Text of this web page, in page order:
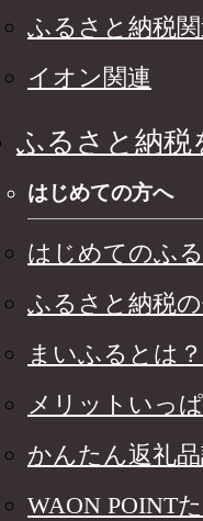
ふるさと納税
イオン関連
ふるさと納税
はじめての方へ
はじめてのふ
ふるさと納税
まいふるとは？
メリットいっ
かんたん返礼
WAON POINT